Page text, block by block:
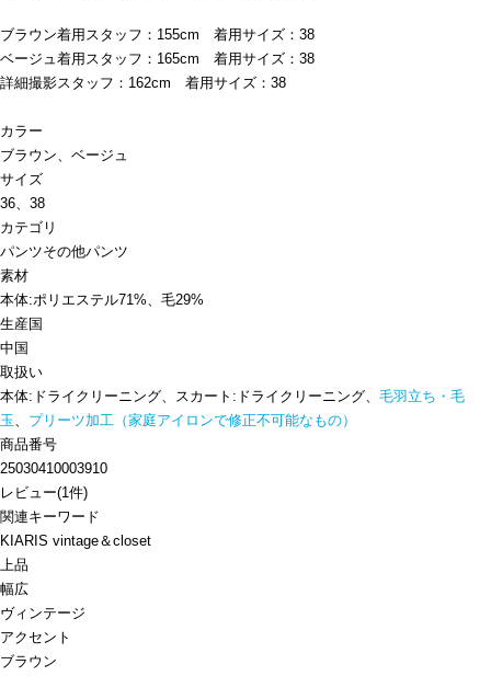
ブラウン着用スタッフ：155cm 着用サイズ：38
ベージュ着用スタッフ：165cm 着用サイズ：38
詳細撮影スタッフ：162cm 着用サイズ：38
カラー
ブラウン、ベージュ
サイズ
36、38
カテゴリ
パンツその他パンツ
素材
本体:ポリエステル71%、毛29%
生産国
中国
取扱い
本体:ドライクリーニング、スカート:ドライクリーニング、 毛羽立ち・毛
玉、 プリーツ加工（家庭アイロンで修正不可能なもの）
商品番号
25030410003910
レビュー(1件)
関連キーワード
KIARIS vintage＆closet
上品
幅広
ヴィンテージ
アクセント
ブラウン